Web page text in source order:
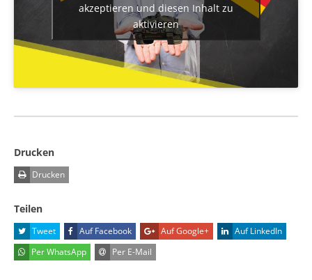
akzeptieren und diesen Inhalt zu
aktivieren
Drucken
Drucken
Teilen
Tweet Auf Facebook Auf Google+
Auf LinkedIn
Per WhatsApp
Per E-Mail